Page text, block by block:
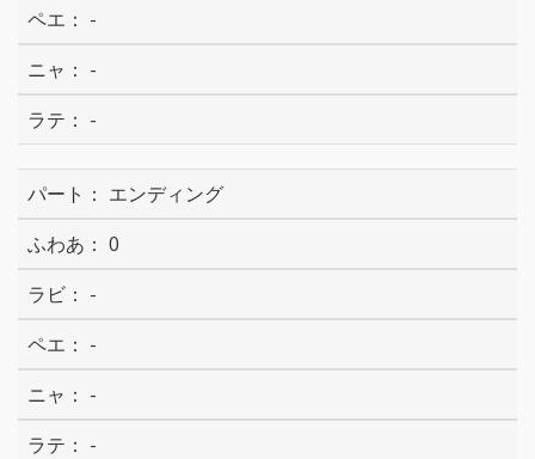
-
-
-
エンディング
0
-
-
-
-